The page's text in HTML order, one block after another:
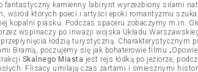
fantastyczny kamienny labirynt wyrzeźbiony siłami
wśród których poeci i artyści epoki romantyzmu
kopalni piasku. Podczas spaceru zobaczymy m.in.
wspinaczy po inwazji wojska Układu
łodzią turystyczną. Charakterystycznym
Bramą, poczujemy się jak bohaterowie filmu
Skalnego Miasta jest rejs łódką po jeziorze,
Flisacy umilają czas żartami i śmiesznymi